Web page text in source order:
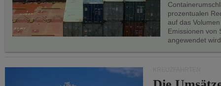
prozentualen
auf das
Emissionen von
angewendet